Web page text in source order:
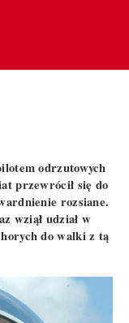
odrzutowych
przewrócił się do
rozsiane.
wziął udział w
do walki z tą